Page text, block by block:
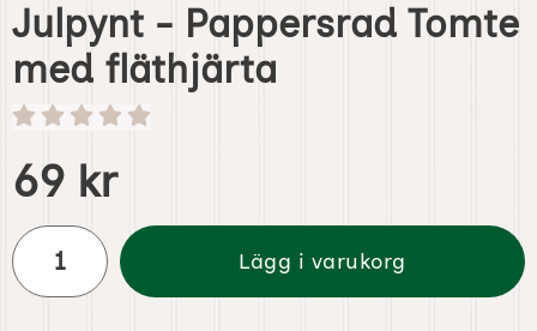
Julpynt - Pappersrad Tomte
med fläthjärta
Handla denna produkt Julpynt - Pappersrad Tomte med
pris
69 kr
antal
Lägg i varukorg